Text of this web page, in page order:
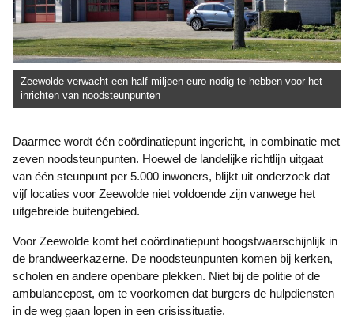
Zeewolde verwacht een half miljoen euro nodig te hebben voor het
inrichten van noodsteunpunten
Daarmee wordt één coördinatiepunt ingericht, in combinatie met
zeven noodsteunpunten. Hoewel de landelijke richtlijn uitgaat
van één steunpunt per 5.000 inwoners, blijkt uit onderzoek dat
vijf locaties voor Zeewolde niet voldoende zijn vanwege het
uitgebreide buitengebied.
Voor Zeewolde komt het coördinatiepunt hoogstwaarschijnlijk in
de brandweerkazerne. De noodsteunpunten komen bij kerken,
scholen en andere openbare plekken. Niet bij de politie of de
ambulancepost, om te voorkomen dat burgers de hulpdiensten
in de weg gaan lopen in een crisissituatie.